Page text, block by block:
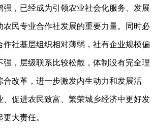
强，已经成为引领农业社会化服务、发展
农民专业合作社发展的重要力量。同时必
作社基层组织相对薄弱，社有企业规模偏
强，层级联系比较松散，体制没有完全理
合改革，进一步激发内生动力和发展活
、促进农民致富、繁荣城乡经济中更好发
大责任。